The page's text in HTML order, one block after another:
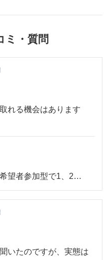
ミ・質問
れる機会はあります
望者参加型で1、2…
いたのですが、実態は